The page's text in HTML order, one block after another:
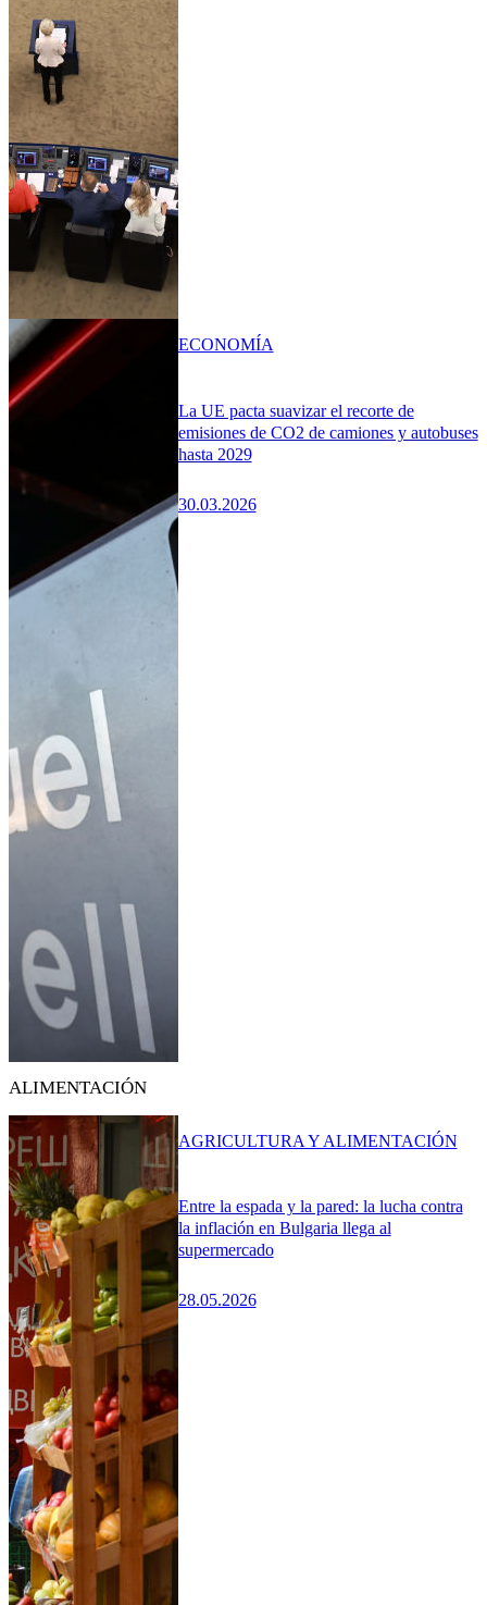
La UE pacta suavizar el recorte de
emisiones de CO2 de camiones y autobuses
hasta 2029
30.03.2026
ECONOMÍA
ALIMENTACIÓN
Entre la espada y la pared: la lucha contra
la inflación en Bulgaria llega al
supermercado
28.05.2026
AGRICULTURA Y ALIMENTACIÓN